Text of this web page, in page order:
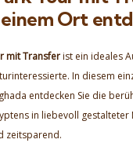
Ort
mit Transferist ein ideales
In diesem
entdecken Sie die
in liebevoll
zeitsparend.